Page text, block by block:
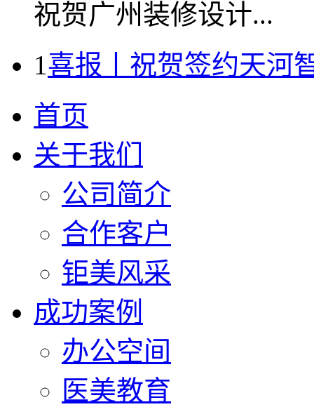
祝贺广州装修设计...
1喜报丨祝贺签约天河
首页
关于我们
公司简介
合作客户
钜美风采
成功案例
办公空间
医美教育